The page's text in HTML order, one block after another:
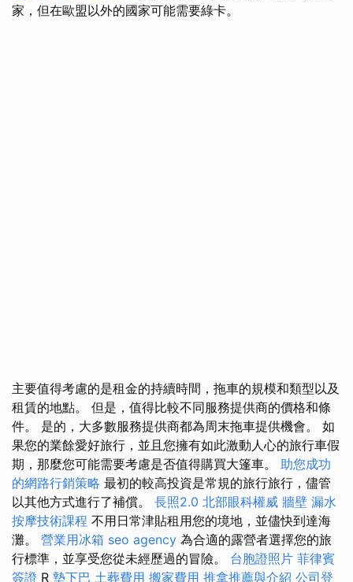
家，但在歐盟以外的國家可能需要綠卡。
主要值得考慮的是租金的持續時間，拖車的規模和類型以及
租賃的地點。 但是，值得比較不同服務提供商的價格和條
件。 是的，大多數服務提供商都為周末拖車提供機會。 如
果您的業餘愛好旅行，並且您擁有如此激動人心的旅行車假
期，那麼您可能需要考慮是否值得購買大篷車。 助您成功
的網路行銷策略 最初的較高投資是常規的旅行旅行，儘管
以其他方式進行了補償。 長照2.0 北部眼科權威 牆壁 漏水
按摩技術課程 不用日常津貼租用您的境地，並儘快到達海
灘。 營業用冰箱 seo agency 為合適的露營者選擇您的旅
行標準，並享受您從未經歷過的冒險。 台胞證照片 菲律賓
簽證 R 墊下巴 土葬費用 搬家費用 推拿推薦與介紹 公司登